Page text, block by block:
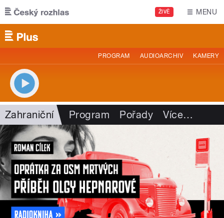
Přejít k hlavnímu obsahu
ŽIVĚ MENU
PROGRAM AUDIOARCHIV KAMERY
Zahraniční Program Pořady Více…